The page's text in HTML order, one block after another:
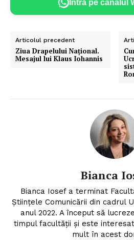
Intră pe canalul
Articolul precedent
Ziua Drapelului Național.
Mesajul lui Klaus Iohannis
Bianca
Bianca Iosef a terminat
Științele Comunicării din cadrul
anul 2022. A început să
timpul facultății și este
mult în acest